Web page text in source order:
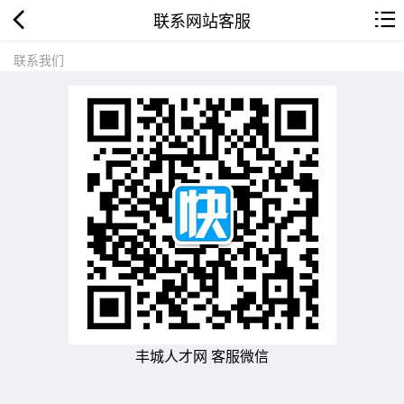
联系网站客服
联系我们
丰城人才网 客服微信